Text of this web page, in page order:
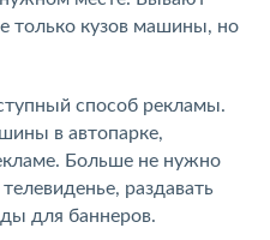
только кузов машины, но
способ рекламы.
в автопарке,
Больше не нужно
раздавать
для баннеров.